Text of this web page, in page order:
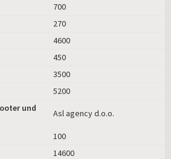
700
270
4600
450
3500
5200
und
Asl agency d.o.o.
100
14600